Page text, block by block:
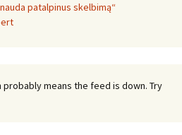
patalpinus skelbimą“
means the feed is down. Try